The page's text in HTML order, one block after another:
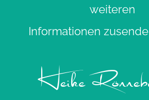
weiteren
Informationen
Heike